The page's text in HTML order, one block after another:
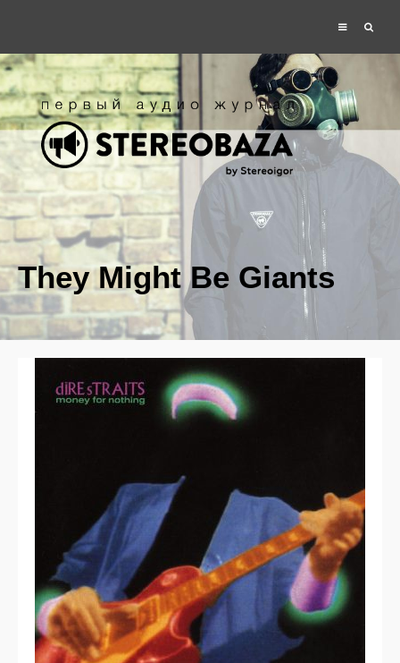
They Might Be Giants